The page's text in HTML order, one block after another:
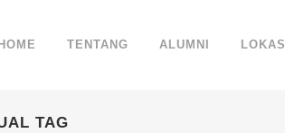
HOME TENTANG ALUMNI LOKASI
TAG